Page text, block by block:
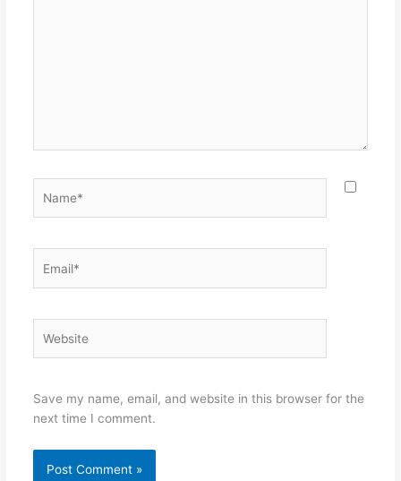
Save my name, email, and website in this browser for the
next time I comment.